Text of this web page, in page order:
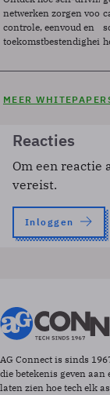
netwerken zorgen voor
controle, eenvoud en
toekomstbestendigheid.
MEER
Reacties
Om een reactie
vereist.
Inloggen
AG Connect is sinds
die betekenis geven
laten zien hoe tech elk